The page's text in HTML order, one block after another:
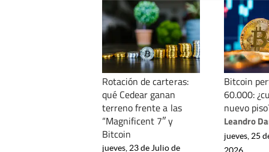
Rotación de carteras:
qué Cedear ganan
terreno frente a las
“Magnificent 7″ y
Bitcoin
jueves, 23 de Julio de
Bitcoin
60.000:
nuevo
Leandro
jueves, 25